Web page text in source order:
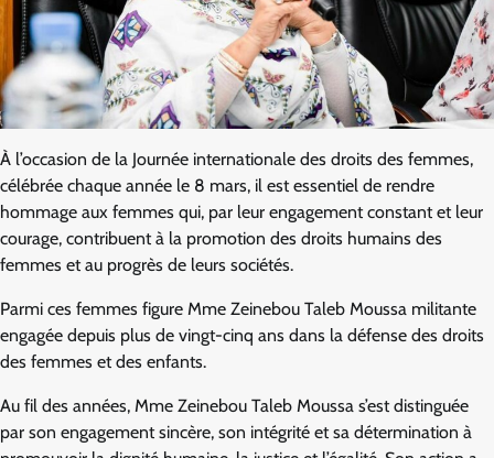
À l’occasion de la Journée internationale des droits des femmes,
célébrée chaque année le 8 mars, il est essentiel de rendre
hommage aux femmes qui, par leur engagement constant et leur
courage, contribuent à la promotion des droits humains des
femmes et au progrès de leurs sociétés.
Parmi ces femmes figure Mme Zeinebou Taleb Moussa militante
engagée depuis plus de vingt-cinq ans dans la défense des droits
des femmes et des enfants.
Au fil des années, Mme Zeinebou Taleb Moussa s’est distinguée
par son engagement sincère, son intégrité et sa détermination à